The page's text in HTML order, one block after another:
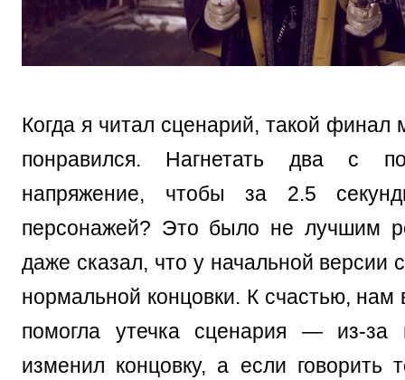
Когда я читал сценарий, такой
понравился. Нагнетать два с
напряжение, чтобы за 2.5
персонажей? Это было не лучшим
даже сказал, что у начальной версии
нормальной концовки. К счастью, нам
помогла утечка сценария — из-за
изменил концовку, а если говорить